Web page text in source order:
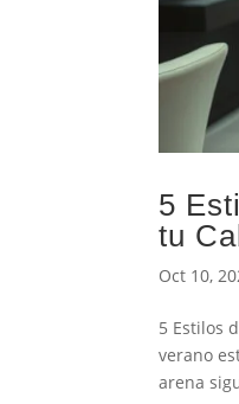
5
tu
Oct 10,
5 Estilos
verano
arena